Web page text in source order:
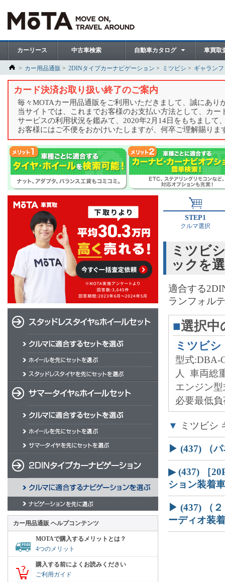
カーリース 中古車検索 自動車カタログ 車買取
カー用品通販 2DINタイプカーナビゲーション ミツビシ ギャラン
カード決済お取り扱い終了のご案内
毎々MOTAカー用品通販をご利用いただきまして、誠にあり
当サイトでは、これまでお客様のお支払い方法として、カ
サービスの利用状況を鑑みて、2020年2月14日をもちまし
お客様にはご不便をおかけいたしますが、何卒ご理解賜りま
カー用品通販 ヘルプコンテンツ
MOTAで購入するメリットとは？
4つのメリット
購入する前によくお読みください
ご利用ガイド
STEP1
クルマ選択
ミツビ
ックを
適合する
ランフォル
■選択中
ミツビ
型式:DBA-
人
車両総
エンジン
必要最低
▼ ミツビシ
▶ (437) （
▶ (437) ［
ション装着車
▶ (437) （
ーディオ装